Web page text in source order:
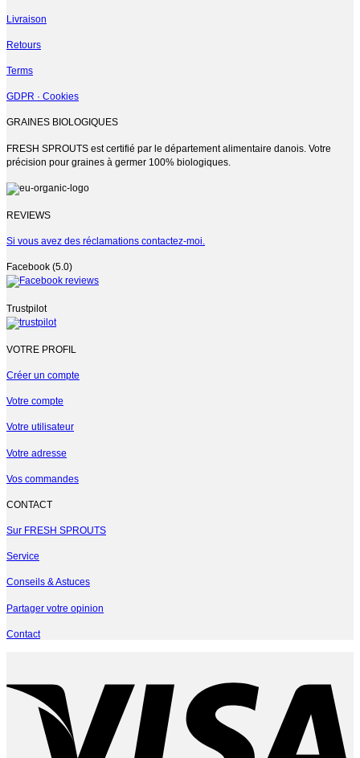
Livraison
Retours
Terms
GDPR · Cookies
GRAINES BIOLOGIQUES
FRESH SPROUTS est certifié par le département alimentaire danois. Votre
précision pour graines à germer 100% biologiques.
REVIEWS
Si vous avez des réclamations contactez-moi.
Facebook (5.0)
Trustpilot
VOTRE PROFIL
Créer un compte
Votre compte
Votre utilisateur
Votre adresse
Vos commandes
CONTACT
Sur FRESH SPROUTS
Service
Conseils & Astuces
Partager votre opinion
Contact